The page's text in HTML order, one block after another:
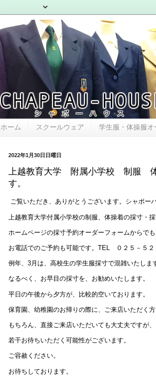
ホーム スクールウェア 学生服・体操服
2022年1月30日日曜日
上越教育大学 附属小学校 制服
す。
ご覧いただき、ありがとうございます。シャポー
上越教育大学付属小学校の制服、体操着の採寸・
ホームページの採寸予約オーダーフォームからでも
お電話でのご予約も可能です。TEL ０２５－５２
例年、3月は、高校生の学生服採寸で混雑いたしま
なるべく、お早目の採寸を、お勧めいたします。
平日の午後から夕方が、比較的空いております。
保育園、幼稚園のお帰りの際に、ご来店いただく方
もちろん、直接ご来店いただいても大丈夫ですが
若干お待ちいただく可能性がございます。
ご容赦ください。
お待ちしております。